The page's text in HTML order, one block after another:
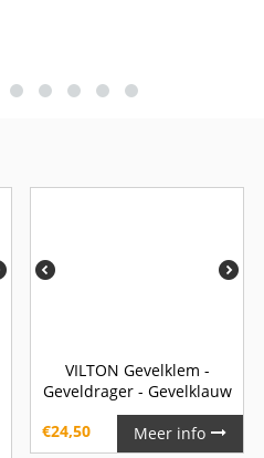
VILTON Gevelklem -
Geveldrager - Gevelklauw
€24,50 Meer info